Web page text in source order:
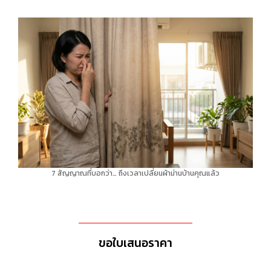
7 สัญญาณที่บอกว่า… ถึงเวลาเปลี่ยนผ้าม่านบ้านคุณแล้ว
ขอใบเสนอราคา